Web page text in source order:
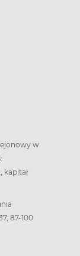
w
kapitał
87-100